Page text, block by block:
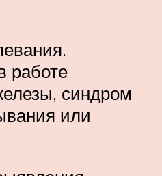
работе
синдром
или